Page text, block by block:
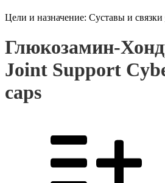
Цели и назначение: Суставы и связки
Глюкозамин-
Joint Support
caps